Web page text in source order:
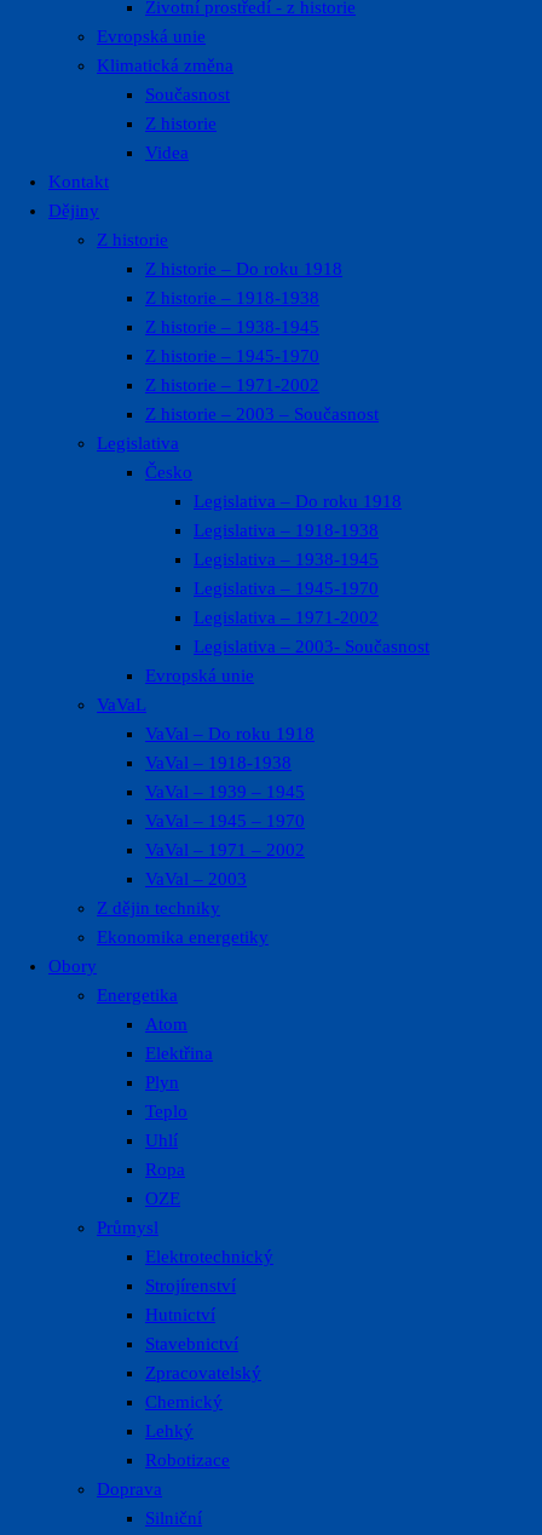
Životní prostředí ​- z historie
Evropská unie
Klimatická změna
Současnost
Z historie
Videa
Kontakt
Dějiny
Z historie
Z historie – Do roku 1918
Z historie – 1918-1938
Z historie – 1938-1945
Z historie – 1945-1970
Z historie – 1971-2002
Z historie – 2003 – Současnost
Legislativa
Česko
Legislativa – Do roku 1918
Legislativa – 1918-1938
Legislativa – 1938-1945
Legislativa – 1945-1970
Legislativa – 1971-2002
Legislativa – 2003- Současnost
Evropská unie
VaVaL
VaVal – Do roku 1918
VaVal – 1918-1938
VaVal – 1939 – 1945
VaVal – 1945 – 1970
VaVal – 1971 – 2002
VaVal – 2003
Z dějin techniky
Ekonomika energetiky
Obory
Energetika
Atom
Elektřina
Plyn
Teplo
Uhlí
Ropa
OZE
Průmysl
Elektrotechnický
Strojírenství
Hutnictví
Stavebnictví
Zpracovatelský
Chemický
Lehký
Robotizace
Doprava
Silniční